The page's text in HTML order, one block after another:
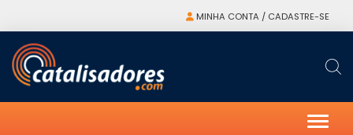
MINHA CONTA / CADASTRE-SE